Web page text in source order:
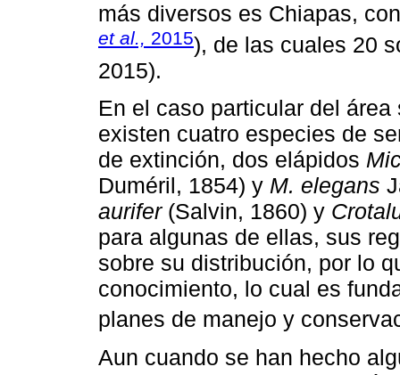
más diversos es Chiapas,
et al., 2015), de las cuales 20
2015).
En el caso particular del
existen cuatro especies de
de extinción, dos elápidos
Duméril, 1854) y M. elegans
aurifer(Salvin, 1860) y
para algunas de ellas, sus
sobre su distribución, por lo
conocimiento, lo cual es
planes de manejo y
Aun cuando se han hecho